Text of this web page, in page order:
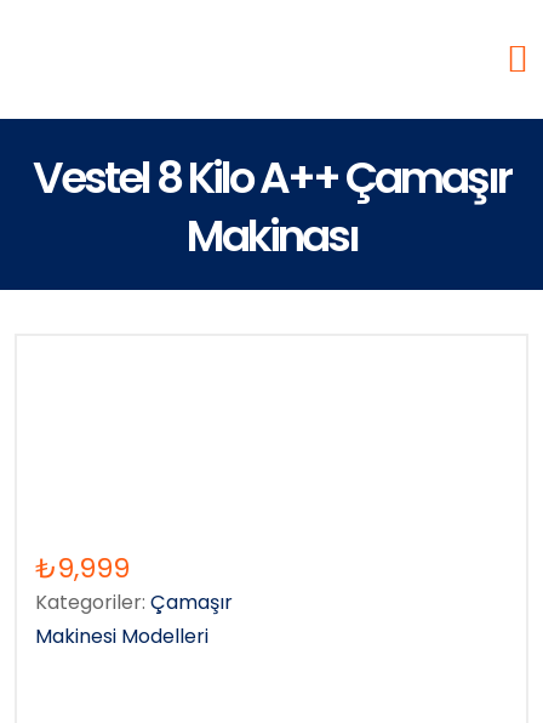
Vestel 8 Kilo A++ Çamaşır
Makinası
₺9,999
Kategoriler: Çamaşır
Makinesi Modelleri